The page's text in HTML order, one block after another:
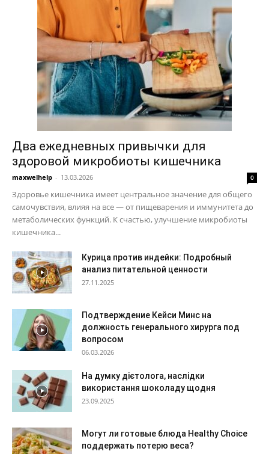
Два ежедневных привычки для
здоровой микробиоты кишечника
maxwelhelp - 13.03.2026 0
Здоровье кишечника имеет центральное значение для общего
самочувствия, влияя на все — от пищеварения и иммунитета до
метаболических функций. К счастью, улучшение микробиоты
кишечника...
Курица против индейки: Подробный
анализ питательной ценности
27.11.2025
Подтверждение Кейси Минс на
должность генерального хирурга под
вопросом
06.03.2026
На думку дієтолога, наслідки
використання шоколаду щодня
23.09.2025
Могут ли готовые блюда Healthy Choice
поддержать потерю веса?